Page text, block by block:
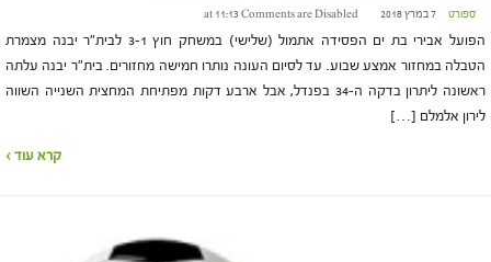
ספורט 7 במרץ 2018 at 11:13 Comments are Disabled
הפועל אבירי בת ים הפסידה אתמול (שלישי) במשחק חוץ 3-1 לבית"ר יבנה מצמרת
הטבלה במחזור אמצע שבוע. עד לסיום העונה נותרו חמישה מחזורים. בית"ר יבנה עלתה
ראשונה ליתרון בדקה ה-34 בפנדל, אבל ארבע דקות מפתיחת המחצית השנייה השווה
לירון אלמלם […]
קרא עוד ›